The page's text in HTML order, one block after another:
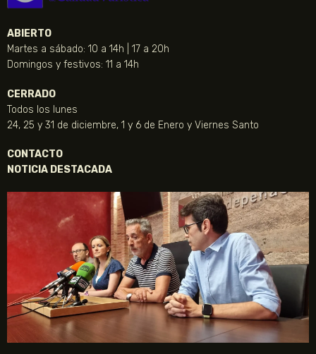
ABIERTO
Martes a sábado: 10 a 14h | 17 a 20h
Domingos y festivos: 11 a 14h
CERRADO
Todos los lunes
24, 25 y 31 de diciembre, 1 y 6 de Enero y Viernes Santo
CONTACTO
NOTICIA DESTACADA